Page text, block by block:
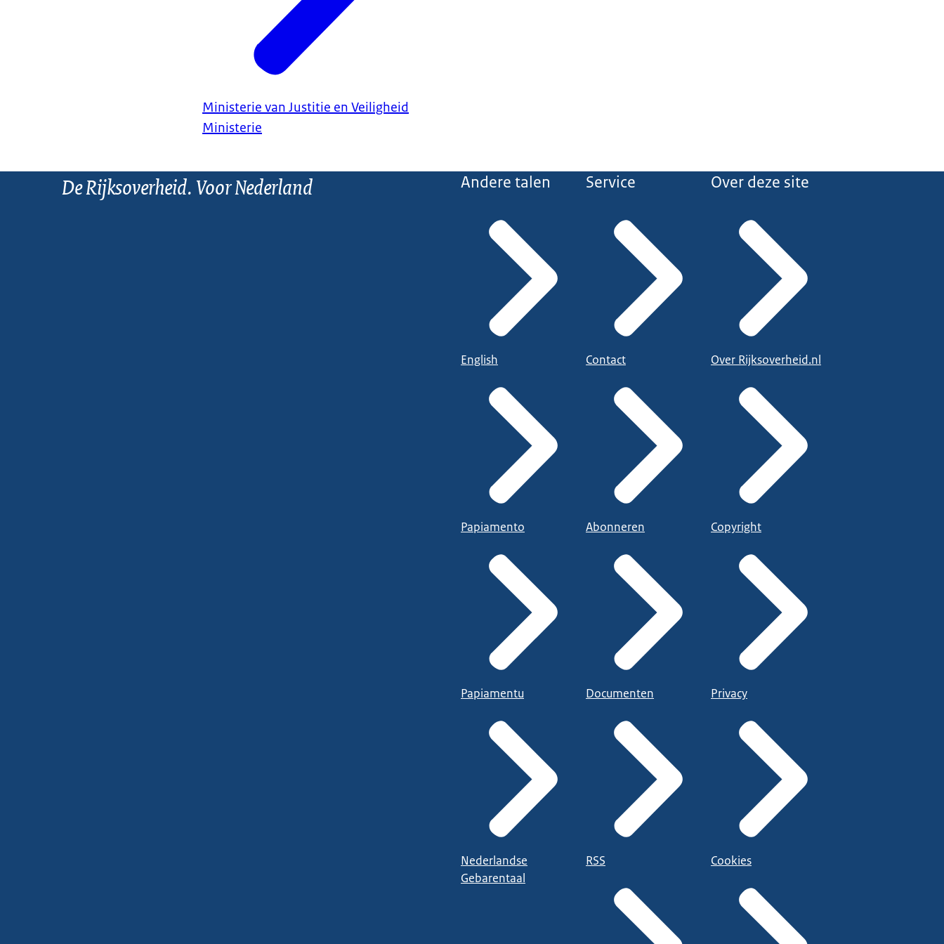
Ministerie van Justitie en Veiligheid
Ministerie
De Rijksoverheid. Voor Nederland Andere talen
English
Papiamento
Papiamentu
Nederlandse
Gebarentaal
Service
Contact
Abonneren
Documenten
RSS
Over deze site
Over Rijksoverheid.nl
Copyright
Privacy
Cookies